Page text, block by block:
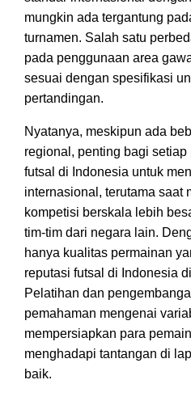
mungkin ada tergantung
turnamen. Salah satu
pada penggunaan area
sesuai dengan spesifikasi
pertandingan.
Nyatanya, meskipun ada
regional, penting bagi
futsal di Indonesia untuk
internasional, terutama saat
kompetisi berskala lebih
tim-tim dari negara lain.
hanya kualitas permainan
reputasi futsal di Indonesia
Pelatihan dan
pemahaman mengenai
mempersiapkan para
menghadapi tantangan di
baik.